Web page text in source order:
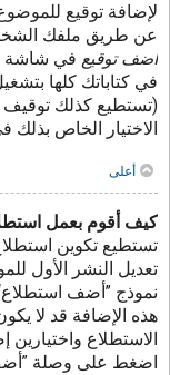
لإضافة توقيع
عن طريق ملفك
أضف توقيع في شاشة
في كتاباتك كلها
(تستطيع كذلك توقيف
الاختيار الخاص
أعلى
كيف أقوم بعمل
تستطيع تكوين
تعديل النشر الأول
نموذج ”أضف
هذه الإضافة قد لا
الاستطلاع
اضغط على وصلة